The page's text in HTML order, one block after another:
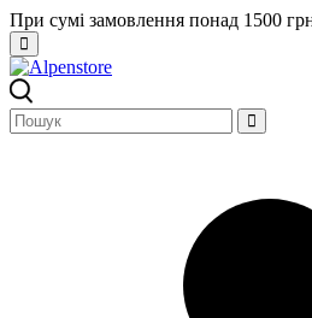
При сумі замовлення понад 1500